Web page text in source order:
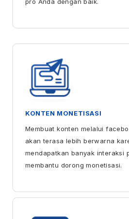
pro Anda dengan baik.
KONTEN MONETISASI
Membuat konten melalui
akan terasa lebih berwarna
mendapatkan banyak interaksi
membantu dorong monetisasi.